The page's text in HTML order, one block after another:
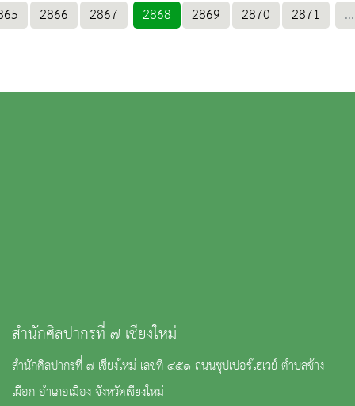
2866 2867 2868 2869 2870 2871 ...
สำนักศิลปากรที่ ๗ เชียงใหม่
สำนักศิลปากรที่ ๗ เชียงใหม่ เลขที่ ๔๕๑ ถนนซุปเปอร์ไฮเวย์ ตำบลช้าง
เผือก อำเภอเมือง จังหวัดเชียงใหม่